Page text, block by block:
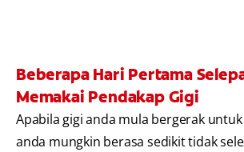
Beberapa Hari Pertama
Memakai Pendakap Gigi
Apabila gigi anda mula bergerak
anda mungkin berasa sedikit tidak